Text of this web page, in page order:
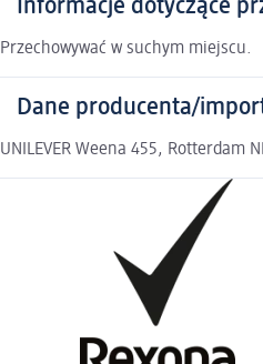
Informacje dotyczące
Przechowywać w suchym miejscu.
Dane producenta/
UNILEVER Weena 455, Rotterdam